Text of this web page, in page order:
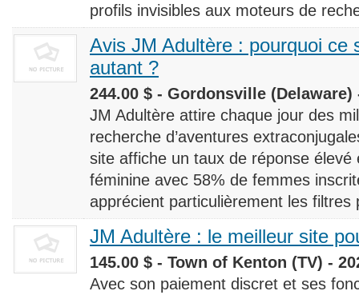
profils invisibles aux moteurs de
Avis JM Adultère : pourquoi ce
autant ?
244.00 $ - Gordonsville (Delaware)
JM Adultère attire chaque jour des
recherche d’aventures
site affiche un taux de réponse
féminine avec 58% de femmes
apprécient particulièrement les filtres
JM Adultère : le meilleur site
145.00 $ - Town of Kenton (TV) -
Avec son paiement discret et ses